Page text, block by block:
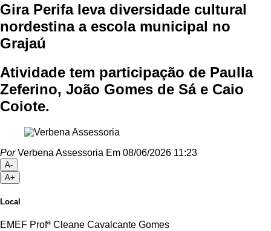
Gira Perifa leva diversidade cultural
nordestina a escola municipal no
Grajaú
Atividade tem participação de Paulla
Zeferino, João Gomes de Sá e Caio
Coiote.
PorVerbena Assessoria Em 08/06/2026 11:23
A-
A+
Local
EMEF Profª Cleane Cavalcante Gomes